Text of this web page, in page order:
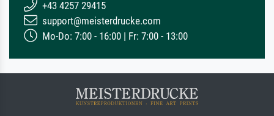
+43 4257 29415
support@meisterdrucke.com
Mo-Do: 7:00 - 16:00 | Fr: 7:00 - 13:00